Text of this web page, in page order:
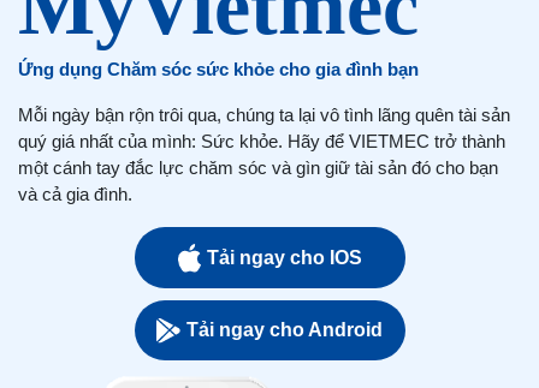
Ứng dụng Chăm sóc sức khỏe cho gia đình bạn
Mỗi ngày bận rộn trôi qua, chúng ta lại vô tình lãng quên tài sản
quý giá nhất của mình: Sức khỏe. Hãy để VIETMEC trở thành
một cánh tay đắc lực chăm sóc và gìn giữ tài sản đó cho bạn
và cả gia đình.
Tải ngay cho IOS
Tải ngay cho Android